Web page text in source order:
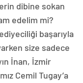
dibine sokan
edelim mi?
başarıyla
size sadece
İnan, İzmir
Cemil Tugay’a